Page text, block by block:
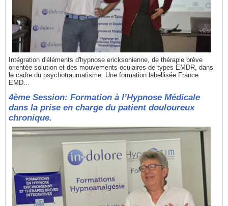
Intégration d'éléments d'hypnose ericksonienne, de thérapie brève
orientée solution et des mouvements oculaires de types EMDR, dans
le cadre du psychotraumatisme. Une formation labellisée France
EMD...
4ème Session: Formation à l’Hypnose Médicale
dans la prise en charge du patient douloureux
chronique.